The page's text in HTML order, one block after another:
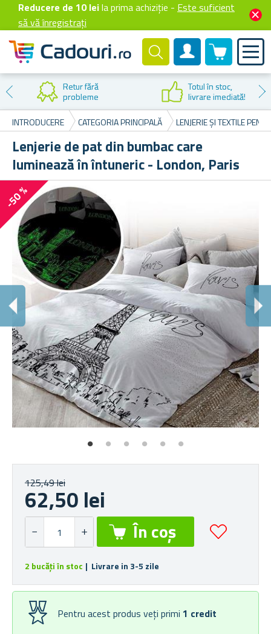
Reducere de 10 leila prima achiziție - Este suficient
să vă înregistrați
Cont client
0 produselor
Retur fără
probleme
Totul în stoc,
livrare imediată!
INTRODUCERE
CATEGORIA PRINCIPALĂ LENJERIE ȘI TEXTILE
Lenjerie de pat din bumbac care
luminează în întuneric - London, Paris
-50 %
125,49 lei
62,50 lei
2 bucăți în stoc | Livrare in 3-5 zile
Pentru acest produs veți primi 1 credit